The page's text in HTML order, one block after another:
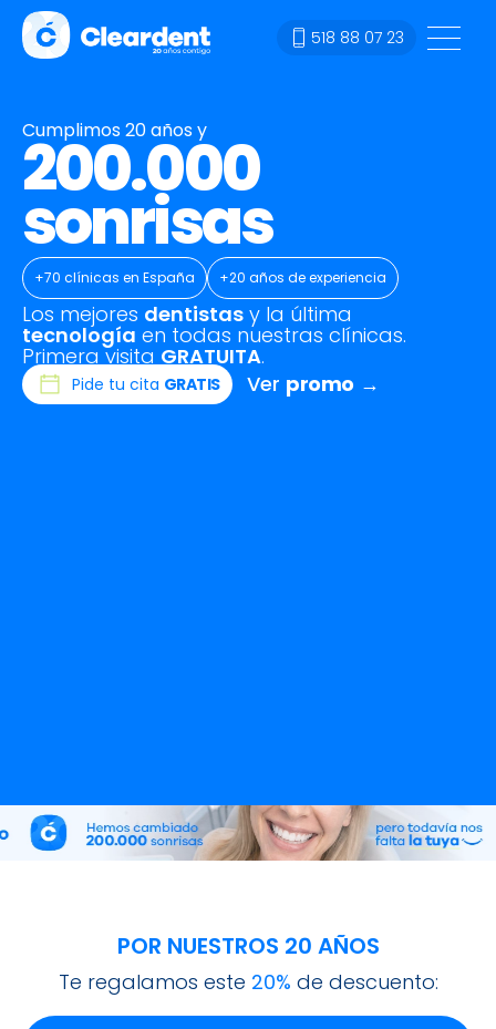
518 88 07 23
Cumplimos 20 años y
200.000
sonrisas
+70 clínicas en España +20 años de experiencia
Los mejores dentistas y la última
tecnología en todas nuestras clínicas.
Primera visita GRATUITA.
Pide tu cita GRATIS Ver promo →
POR NUESTROS 20 AÑOS
Te regalamos este 20% de descuento: